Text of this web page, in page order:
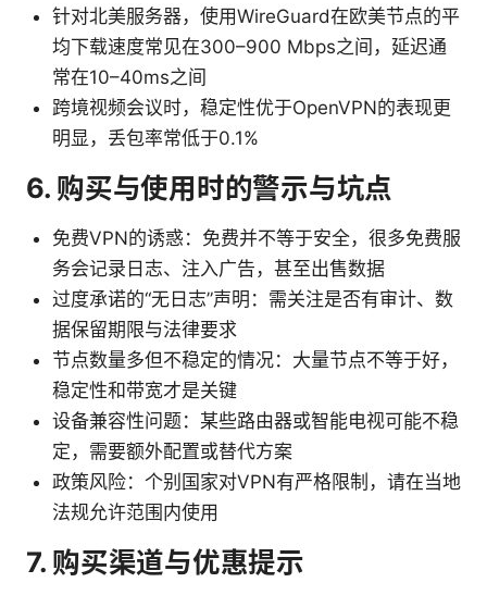
针对北美服务器，使用WireGuard在欧美节点的平
均下载速度常见在300–900 Mbps之间，延迟通
常在10–40ms之间
跨境视频会议时，稳定性优于OpenVPN的表现更
明显，丢包率常低于0.1%
6. 购买与使用时的警示与坑点
免费VPN的诱惑：免费并不等于安全，很多免费服
务会记录日志、注入广告，甚至出售数据
过度承诺的“无日志”声明：需关注是否有审计、数
据保留期限与法律要求
节点数量多但不稳定的情况：大量节点不等于好，
稳定性和带宽才是关键
设备兼容性问题：某些路由器或智能电视可能不稳
定，需要额外配置或替代方案
政策风险：个别国家对VPN有严格限制，请在当地
法规允许范围内使用
7. 购买渠道与优惠提示